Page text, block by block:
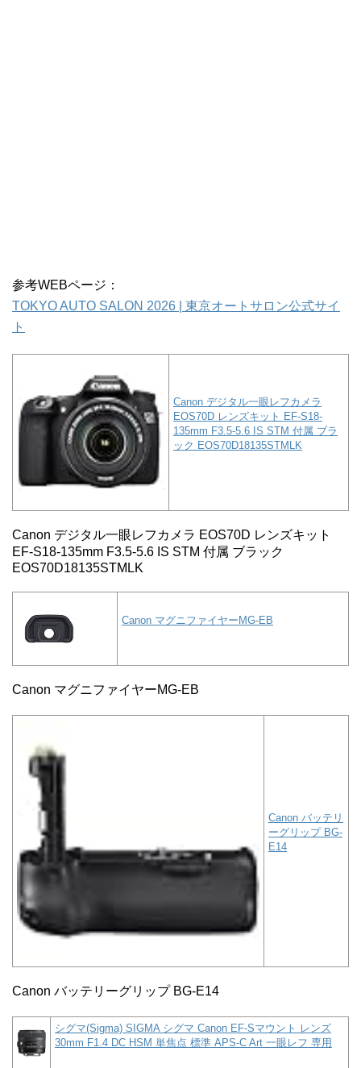
参考WEBページ：
TOKYO AUTO SALON 2026 | 東京オートサロン公式サイ
ト
Canon デジタル一眼レフカメラ
EOS70D レンズキット EF-S18-
135mm F3.5-5.6 IS STM 付属 ブラ
ック EOS70D18135STMLK
Canon デジタル一眼レフカメラ EOS70D レンズキット
EF-S18-135mm F3.5-5.6 IS STM 付属 ブラック
EOS70D18135STMLK
Canon マグニファイヤーMG-EB
Canon マグニファイヤーMG-EB
Canon バッテリ
ーグリップ BG-
E14
Canon バッテリーグリップ BG-E14
シグマ(Sigma) SIGMA シグマ Canon EF-Sマウント レンズ
30mm F1.4 DC HSM 単焦点 標準 APS-C Art 一眼レフ 専用